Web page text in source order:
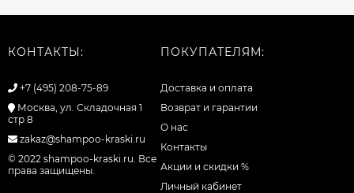
КОНТАКТЫ:
+7 (495) 208-75-89
Москва, ул. Складочная 1
стр 8
zakaz@shampoo-kraski.ru
© 2022 shampoo-kraski.ru. Все
права защищены.
ПОКУПАТЕЛЯМ:
Доставка и оплата
Возврат и гарантии
О нас
Контакты
Акции и скидки %
Личный кабинет